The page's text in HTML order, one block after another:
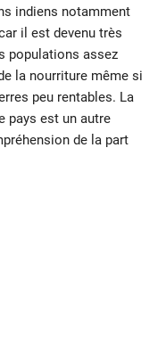
indiens notamment
il est devenu très
populations assez
la nourriture même si
peu rentables. La
pays est un autre
de la part